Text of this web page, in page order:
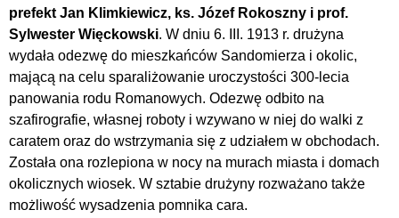
prefekt Jan Klimkiewicz, ks. Józef Rokoszny i prof.
Sylwester Więckowski. W dniu 6. III. 1913 r. drużyna
wydała odezwę do mieszkańców Sandomierza i okolic,
mającą na celu sparaliżowanie uroczystości 300-lecia
panowania rodu Romanowych. Odezwę odbito na
szafirografie, własnej roboty i wzywano w niej do walki z
caratem oraz do wstrzymania się z udziałem w obchodach.
Została ona rozlepiona w nocy na murach miasta i domach
okolicznych wiosek. W sztabie drużyny rozważano także
możliwość wysadzenia pomnika cara.